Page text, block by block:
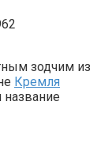
зодчим из
Кремля